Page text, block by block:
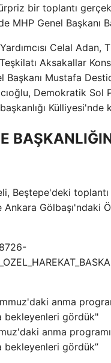
bir toplantı
MHP Genel Başkanı
Celal Adan,
Aksakallar
Başkanı Mustafa
Demokratik Sol
Külliyesi'nde
Beştepe'deki
Gölbaşı'ndaki
anma
bekleyenleri gördük”